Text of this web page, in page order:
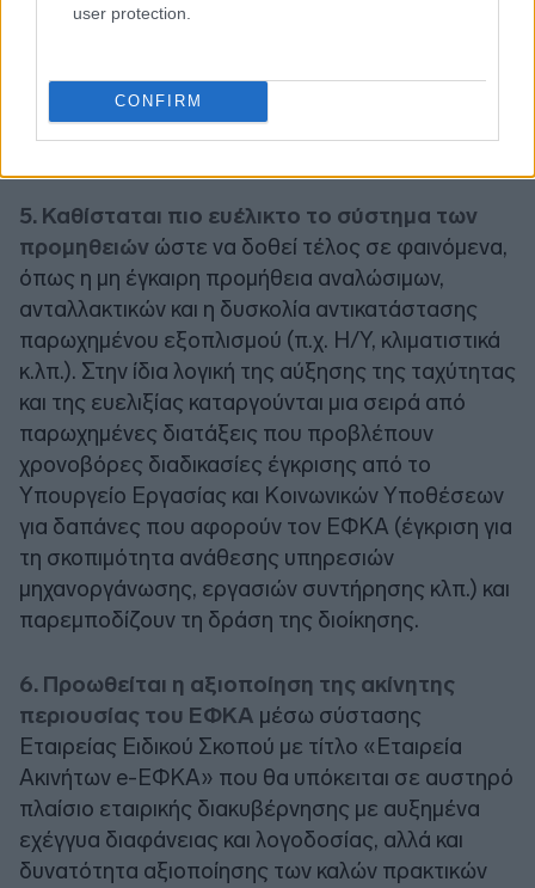
user protection.
CONFIRM
5. Καθίσταται πιο ευέλικτο το σύστημα των
προμηθειών ώστε να δοθεί τέλος σε φαινόμενα,
όπως η μη έγκαιρη προμήθεια αναλώσιμων,
ανταλλακτικών και η δυσκολία αντικατάστασης
παρωχημένου εξοπλισμού (π.χ. Η/Υ, κλιματιστικά
κ.λπ.). Στην ίδια λογική της αύξησης της ταχύτητας
και της ευελιξίας καταργούνται μια σειρά από
παρωχημένες διατάξεις που προβλέπουν
χρονοβόρες διαδικασίες έγκρισης από το
Υπουργείο Εργασίας και Κοινωνικών Υποθέσεων
για δαπάνες που αφορούν τον ΕΦΚΑ (έγκριση για
τη σκοπιμότητα ανάθεσης υπηρεσιών
μηχανοργάνωσης, εργασιών συντήρησης κλπ.) και
παρεμποδίζουν τη δράση της διοίκησης.
6. Προωθείται η αξιοποίηση της ακίνητης
περιουσίας του ΕΦΚΑ μέσω σύστασης
Εταιρείας Ειδικού Σκοπού με τίτλο «Εταιρεία
Ακινήτων e-ΕΦΚΑ» που θα υπόκειται σε αυστηρό
πλαίσιο εταιρικής διακυβέρνησης με αυξημένα
εχέγγυα διαφάνειας και λογοδοσίας, αλλά και
δυνατότητα αξιοποίησης των καλών πρακτικών